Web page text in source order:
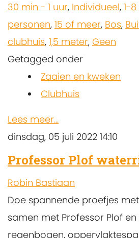
30 min - 1 uur, Individueel, 1-
personen, 15 of meer, Bos,
clubhuis, 1,5 meter, Geen
Getagged onder
Zaaien en kweken
Clubhuis
Lees meer...
dinsdag, 05 juli 2022 14:10
Professor Plof
Robin Bastiaan
Doe spannende proefjes
samen met Professor Plof
regenbogen,